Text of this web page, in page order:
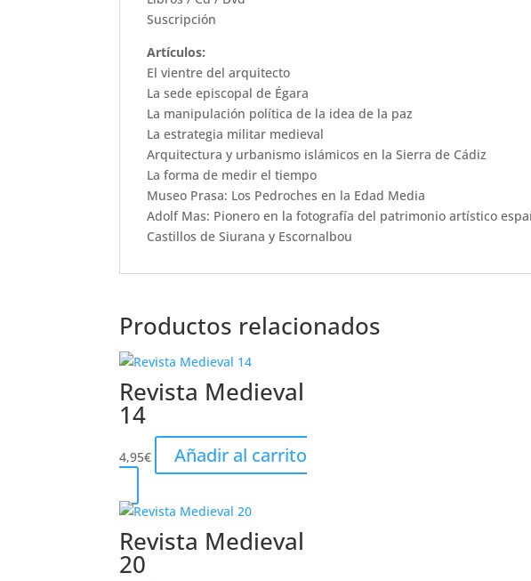
Suscripción
Artículos:
El vientre del arquitecto
La sede episcopal de Égara
La manipulación política de la idea de la paz
La estrategia militar medieval
Arquitectura y urbanismo islámicos en la Sierra de Cádiz
La forma de medir el tiempo
Museo Prasa: Los Pedroches en la Edad Media
Adolf Mas: Pionero en la fotografía del patrimonio artístico
Castillos de Siurana y Escornalbou
Productos relacionados
Revista Medieval
14
4,95€ Añadir al carrito
Revista Medieval
20